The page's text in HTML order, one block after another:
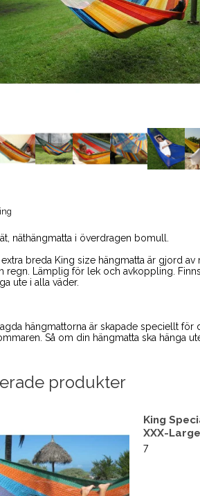
näthängmatta i överdragen bomull.
extra breda King size hängmatta är gjord
regn. Lämplig för lek och avkoppling.
ute i alla väder.
hängmattorna är skapade speciellt
Så om din hängmatta ska hänga
produkter
King
XXX-Large
7